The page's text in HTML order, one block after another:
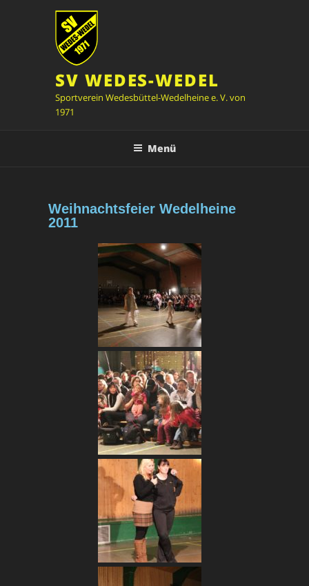
SV WEDES-WEDEL
Sportverein Wedesbüttel-Wedelheine e. V. von
1971
Menü
Weihnachtsfeier Wedelheine
2011